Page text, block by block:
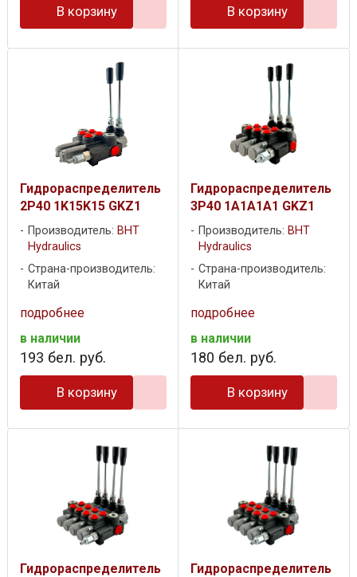
В корзину В корзину
Гидрораспределитель
2P40 1K15K15 GKZ1
Производитель: BHT
Hydraulics
Страна-производитель:
Китай
подробнее
в наличии
193 бел. руб.
В корзину
Гидрораспределитель
3P40 1A1A1A1 GKZ1
Производитель: BHT
Hydraulics
Страна-производитель:
Китай
подробнее
в наличии
180 бел. руб.
В корзину
Гидрораспределитель
Гидрораспределитель